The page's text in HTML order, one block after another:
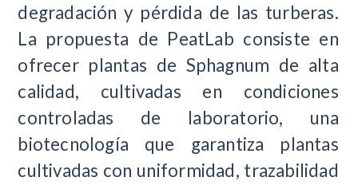
degradación y pérdida de las turberas.
La propuesta de PeatLab consiste en
ofrecer plantas de Sphagnum de alta
calidad, cultivadas en condiciones
controladas de laboratorio, una
biotecnología que garantiza plantas
cultivadas con uniformidad, trazabilidad